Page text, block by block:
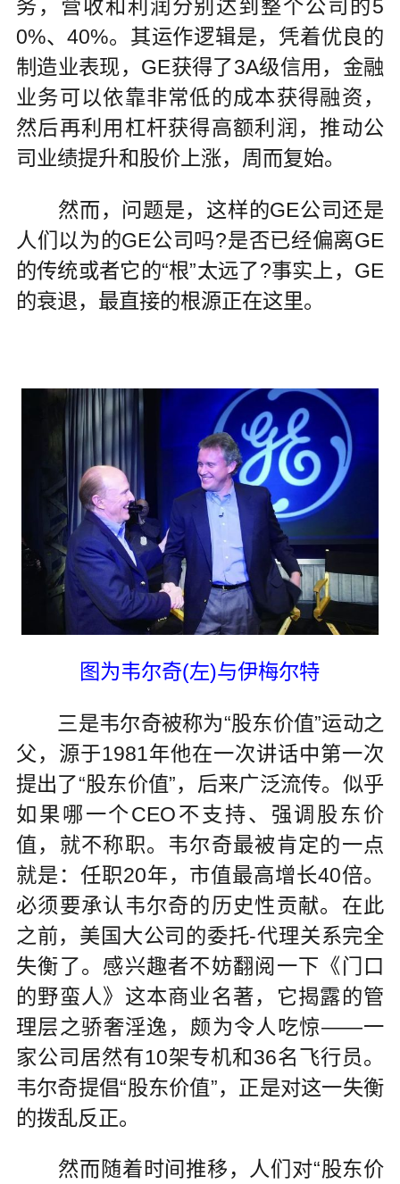
务，营收和利润分别达到整个公司的5
0%、40%。其运作逻辑是，凭着优良的
制造业表现，GE获得了3A级信用，金融
业务可以依靠非常低的成本获得融资，
然后再利用杠杆获得高额利润，推动公
司业绩提升和股价上涨，周而复始。
然而，问题是，这样的GE公司还是
人们以为的GE公司吗?是否已经偏离GE
的传统或者它的“根”太远了?事实上，GE
的衰退，最直接的根源正在这里。
图为韦尔奇(左)与伊梅尔特
三是韦尔奇被称为“股东价值”运动之
父，源于1981年他在一次讲话中第一次
提出了“股东价值”，后来广泛流传。似乎
如果哪一个CEO不支持、强调股东价
值，就不称职。韦尔奇最被肯定的一点
就是：任职20年，市值最高增长40倍。
必须要承认韦尔奇的历史性贡献。在此
之前，美国大公司的委托-代理关系完全
失衡了。感兴趣者不妨翻阅一下《门口
的野蛮人》这本商业名著，它揭露的管
理层之骄奢淫逸，颇为令人吃惊——一
家公司居然有10架专机和36名飞行员。
韦尔奇提倡“股东价值”，正是对这一失衡
的拨乱反正。
然而随着时间推移，人们对“股东价